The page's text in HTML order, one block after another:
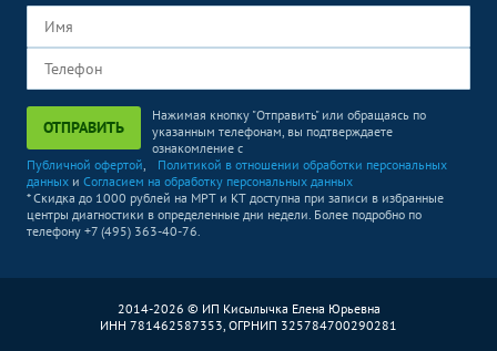
ОТПРАВИТЬ
Нажимая кнопку "Отправить" или обращаясь по
указанным телефонам, вы подтверждаете
ознакомление с
Публичной офертой,
Политикой в отношении обработки персональных
данных и Согласием на обработку персональных данных
* Скидка до 1000 рублей на МРТ и КТ доступна при записи в избранные
центры диагностики в определенные дни недели. Более подробно по
телефону +7 (495) 363-40-76.
2014-2026 © ИП Кисылычка Елена Юрьевна
ИНН 781462587353, ОГРНИП 325784700290281